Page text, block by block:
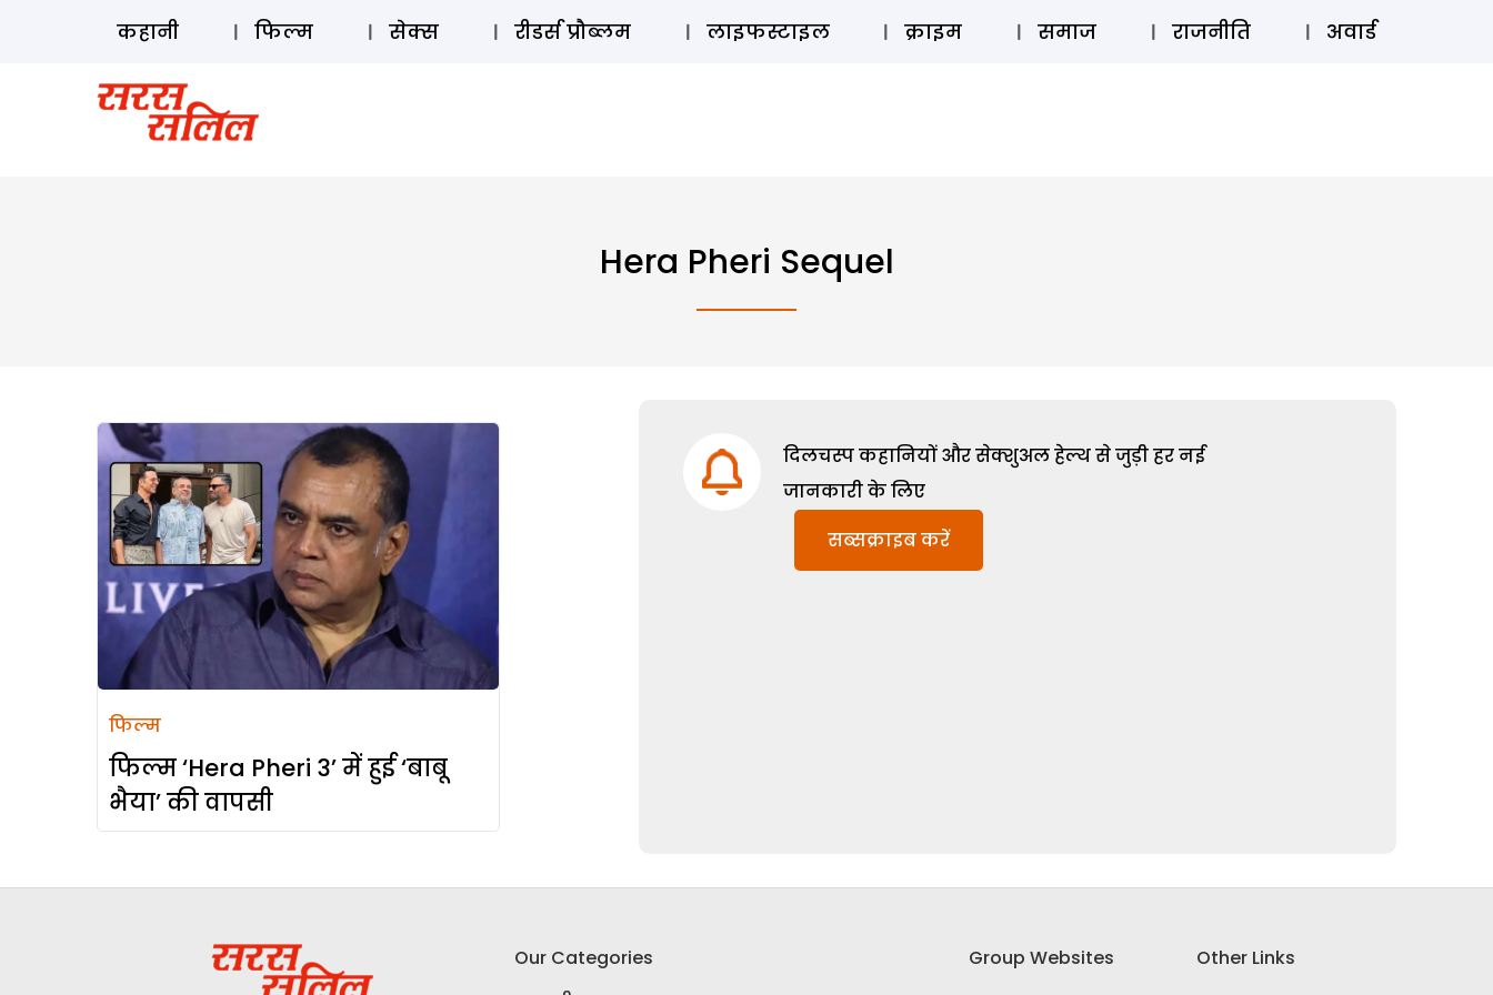
ऑडियो स्टोरी लॉग इन ⚲ SUBSCRIBE
कहानी फिल्म सेक्स रीडर्स प्रौब्लम लाइफस्टाइल क्राइम समाज राजनीति अवार्ड
Hera Pheri Sequel
फिल्म
फिल्म ‘Hera Pheri 3’ में हुई ‘बाबू
भैया’ की वापसी
दिलचस्प कहानियों और सेक्शुअल हेल्थ से जुड़ी हर नई
जानकारी के लिए
सब्सक्राइब करें
Our Categories
Group Websites
Other Links